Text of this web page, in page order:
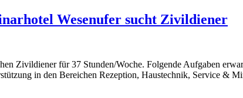
Wesenufer sucht Zivildiener
Zivildiener für 37 Stunden/Woche. Folgende Aufgaben
in den Bereichen Rezeption, Haustechnik, Service &